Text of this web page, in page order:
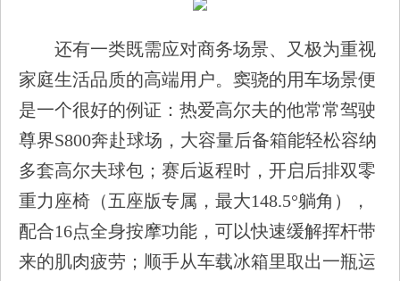
还有一类既需应对商务场景、又极为重视
家庭生活品质的高端用户。窦骁的用车场景便
是一个很好的例证：热爱高尔夫的他常常驾驶
尊界S800奔赴球场，大容量后备箱能轻松容纳
多套高尔夫球包；赛后返程时，开启后排双零
重力座椅（五座版专属，最大148.5°躺角），
配合16点全身按摩功能，可以快速缓解挥杆带
来的肌肉疲劳；顺手从车载冰箱里取出一瓶运